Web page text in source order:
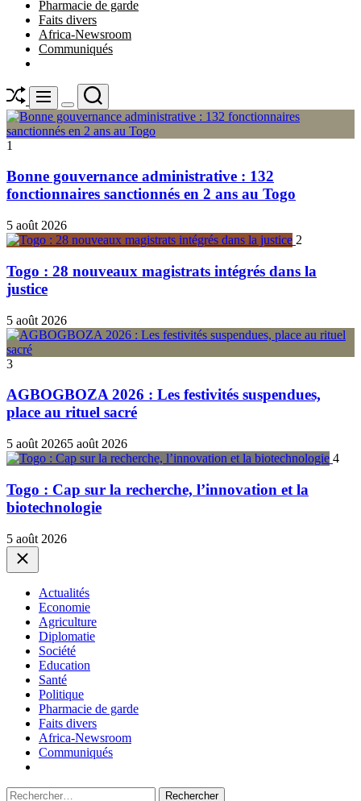
Pharmacie de garde
Faits divers
Africa-Newsroom
Communiqués
ShuffleMenu
Switch
color
mode
Search
1
Bonne gouvernance administrative : 132
fonctionnaires sanctionnés en 2 ans au Togo
5 août 2026
2
Togo : 28 nouveaux magistrats intégrés dans la
justice
5 août 2026
3
AGBOGBOZA 2026 : Les festivités suspendues,
place au rituel sacré
5 août 20265 août 2026
4
Togo : Cap sur la recherche, l’innovation et la
biotechnologie
5 août 2026
Close
Actualités
Economie
Agriculture
Diplomatie
Société
Education
Santé
Politique
Pharmacie de garde
Faits divers
Africa-Newsroom
Communiqués
Rechercher :